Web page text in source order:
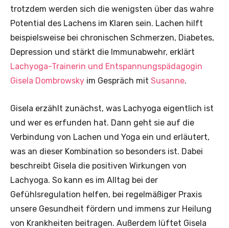
trotzdem werden sich die wenigsten über das wahre
Potential des Lachens im Klaren sein. Lachen hilft
beispielsweise bei chronischen Schmerzen, Diabetes,
Depression und stärkt die Immunabwehr, erklärt
Lachyoga-Trainerin und Entspannungspädagogin
Gisela Dombrowsky im Gespräch mit Susanne.
Gisela erzählt zunächst, was Lachyoga eigentlich ist
und wer es erfunden hat. Dann geht sie auf die
Verbindung von Lachen und Yoga ein und erläutert,
was an dieser Kombination so besonders ist. Dabei
beschreibt Gisela die positiven Wirkungen von
Lachyoga. So kann es im Alltag bei der
Gefühlsregulation helfen, bei regelmäßiger Praxis
unsere Gesundheit fördern und immens zur Heilung
von Krankheiten beitragen. Außerdem lüftet Gisela